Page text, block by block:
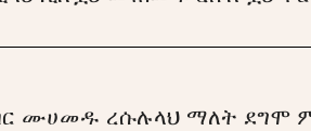
ሙሀመዱ ረሱሉላህ ማለት ደግሞ